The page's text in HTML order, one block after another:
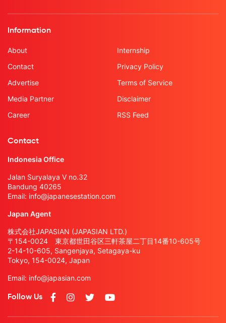
Information
About
Contact
Advertise
Media Partner
Career
Internship
Privacy Policy
Terms of Service
Disclaimer
RSS Feed
Contact
Indonesia Office
Jalan Suryalaya V no.32
Bandung 40265
Email: info@japanesestation.com
Japan Agent
株式会社JAPASIAN (JAPASIAN LTD.)
〒154-0024 東京都世田谷区三軒茶屋二丁目14番10-605号
2-14-10-605, Sangenjaya, Setagaya-ku
Tokyo, 154-0024, Japan
Email: info@japasian.com
Follow Us